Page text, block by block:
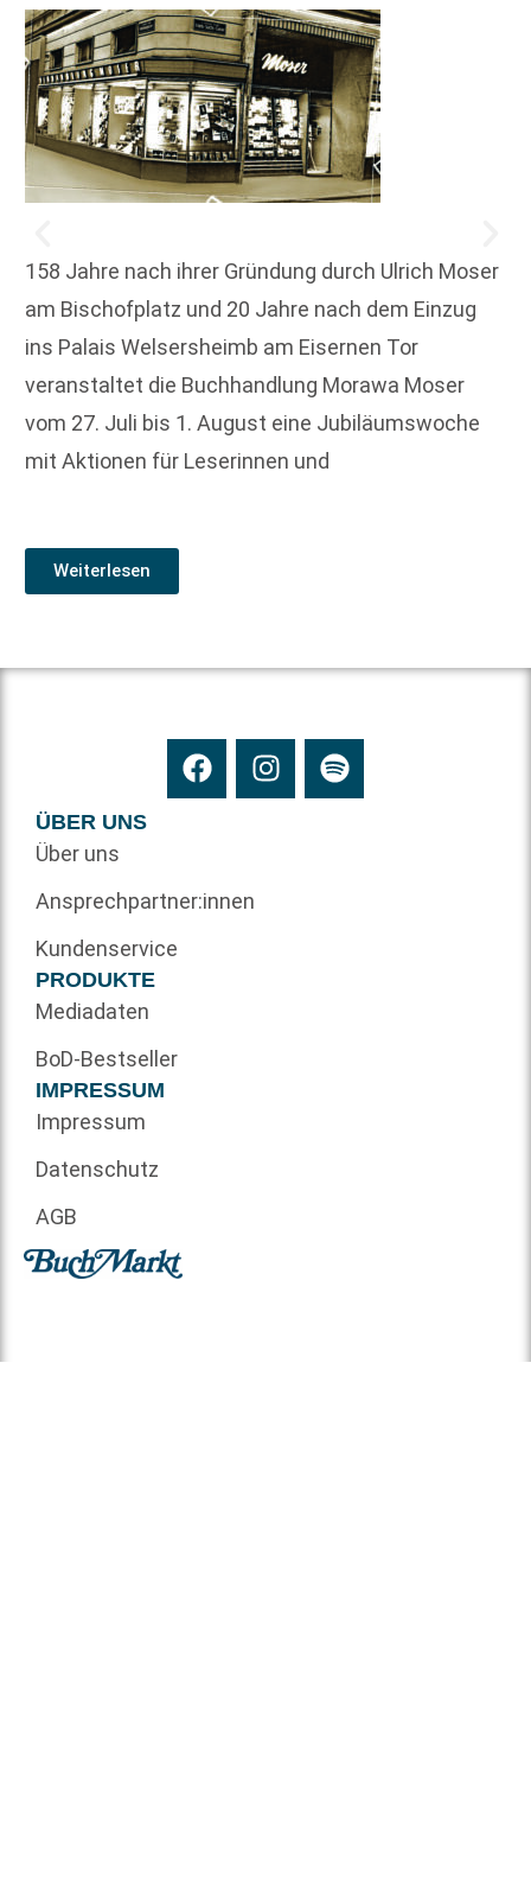
158 Jahre nach ihrer Gründung durch Ulrich Moser
am Bischofplatz und 20 Jahre nach dem Einzug
ins Palais Welsersheimb am Eisernen Tor
veranstaltet die Buchhandlung Morawa Moser
vom 27. Juli bis 1. August eine Jubiläumswoche
mit Aktionen für Leserinnen und
Weiterlesen
ÜBER UNS
Über uns
Ansprechpartner:innen
Kundenservice
PRODUKTE
Mediadaten
BoD-Bestseller
IMPRESSUM
Impressum
Datenschutz
AGB